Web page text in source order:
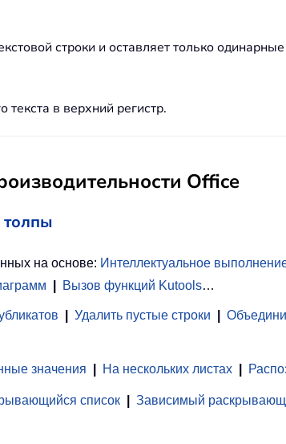
строки и оставляет только
в верхний регистр.
Office
толпы
на основе: Интеллектуальное
Вызов функций Kutools…
Удалить пустые строки
значения На нескольких листах
список Зависимый